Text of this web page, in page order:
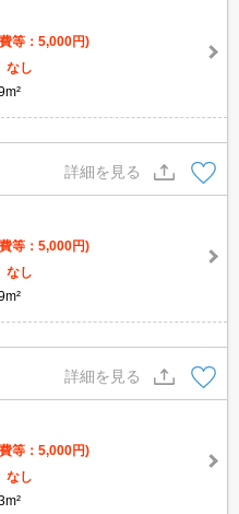
等：5,000円)
なし
詳細を見る
等：5,000円)
なし
詳細を見る
等：5,000円)
なし